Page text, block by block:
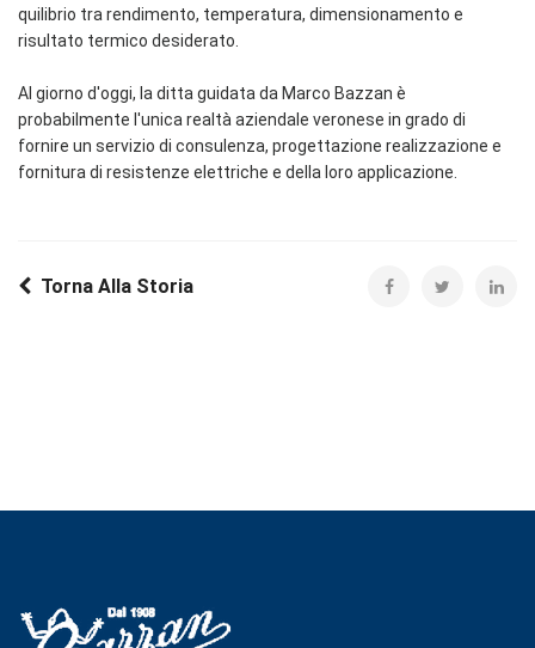
quilibrio tra rendimento, temperatura, dimensionamento e
risultato termico desiderato.
Al giorno d'oggi, la ditta guidata da Marco Bazzan è
probabilmente l'unica realtà aziendale veronese in grado di
fornire un servizio di consulenza, progettazione realizzazione e
fornitura di resistenze elettriche e della loro applicazione.
Torna Alla Storia